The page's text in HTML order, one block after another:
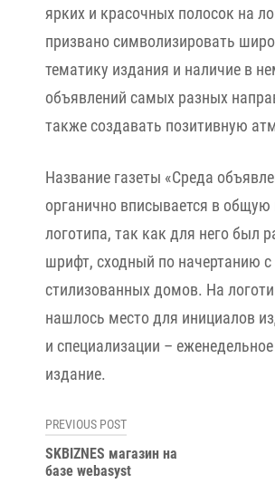
ярких и красочных полосок на
призвано символизировать
тематику издания и наличие в
объявлений самых разных
также создавать позитивную
Название газеты «Среда
органично вписывается в общую
логотипа, так как для него был
шрифт, сходный по начертанию
стилизованных домов. На
нашлось место для инициалов
и специализации –
издание.
Навигация
по
записям
PREVIOUS POST
SKBIZNES магазин на
базе webasyst